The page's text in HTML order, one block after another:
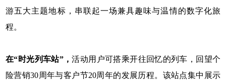
游五大主题地标，串联起一场兼具趣味与温情的数字化旅
程。
在“时光列车站”，活动用户可搭乘开往回忆的列车，回望个
险营销30周年与客户节20周年的发展历程。该站点集中展示